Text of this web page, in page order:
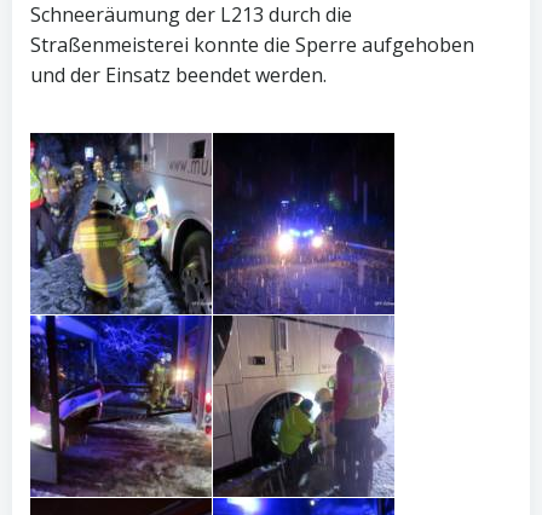
Schneeräumung der L213 durch die
Straßenmeisterei konnte die Sperre aufgehoben
und der Einsatz beendet werden.